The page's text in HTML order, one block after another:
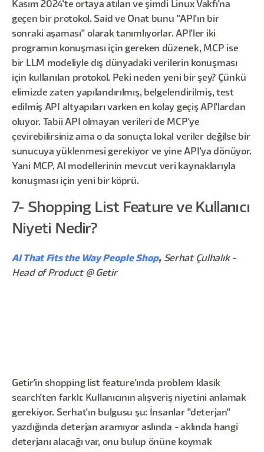
Kasım 2024'te ortaya atılan ve şimdi Linux Vakfı'na
geçen bir protokol. Said ve Onat bunu "API'ın bir
sonraki aşaması" olarak tanımlıyorlar. API'ler iki
programın konuşması için gereken düzenek, MCP ise
bir LLM modeliyle dış dünyadaki verilerin konuşması
için kullanılan protokol. Peki neden yeni bir şey? Çünkü
elimizde zaten yapılandırılmış, belgelendirilmiş, test
edilmiş API altyapıları varken en kolay geçiş API'lardan
oluyor. Tabii API olmayan verileri de MCP'ye
çevirebilirsiniz ama o da sonuçta lokal veriler değilse bir
sunucuya yüklenmesi gerekiyor ve yine API'ya dönüyor.
Yani MCP, AI modellerinin mevcut veri kaynaklarıyla
konuşması için yeni bir köprü.
7- Shopping List Feature ve Kullanıcı
Niyeti Nedir?
AI That Fits the Way People Shop, Serhat Çulhalık -
Head of Product @ Getir
Getir'in shopping list feature'ında problem klasik
search'ten farklı: Kullanıcının alışveriş niyetini anlamak
gerekiyor. Serhat'ın bulgusu şu: İnsanlar "deterjan"
yazdığında deterjan aramıyor aslında - aklında hangi
deterjanı alacağı var, onu bulup önüne koymak